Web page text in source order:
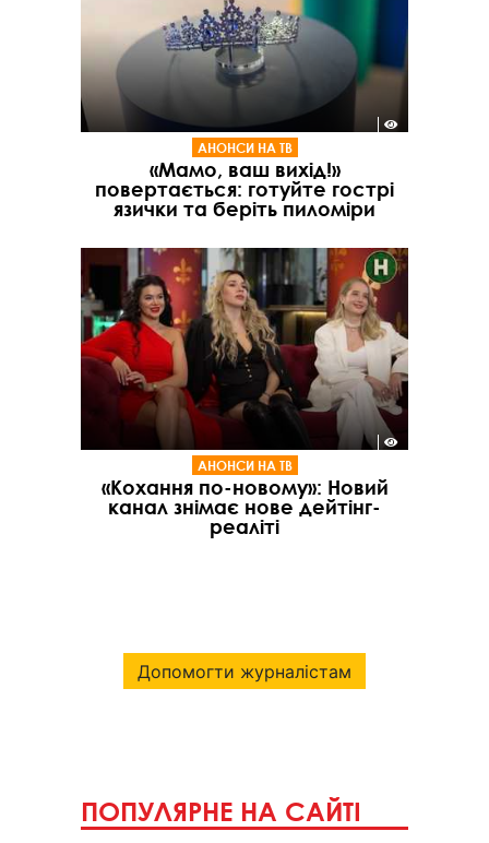
АНОНСИ НА ТВ
«Мамо, ваш вихід!»
повертається: готуйте гострі
язички та беріть пиломіри
АНОНСИ НА ТВ
«Кохання по-новому»: Новий
канал знімає нове дейтінг-
реаліті
Допомогти журналістам
ПОПУЛЯРНЕ НА САЙТІ